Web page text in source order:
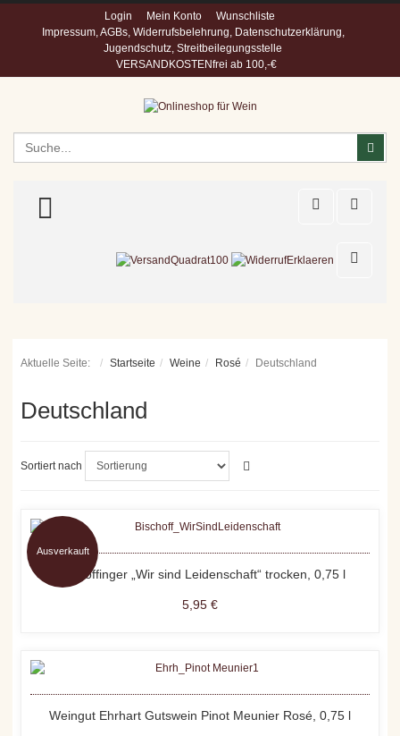
Login Mein Konto
Wunschliste
Impressum, AGBs, Widerrufsbelehrung, Datenschutzerklärung,
Jugendschutz, Streitbeilegungsstelle
VERSANDKOSTENfrei ab 100,-€
TOGGLE MENU
Aktuelle Seite: Startseite Weine Rosé Deutschland
Deutschland
Sortiert nach
Ausverkauft
Bischoffinger „Wir sind Leidenschaft“ trocken, 0,75 l
5,95 €
Weingut Ehrhart Gutswein Pinot Meunier Rosé, 0,75 l